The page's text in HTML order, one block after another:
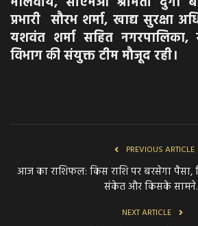
प्रभारी सौरभ शर्मा, खाद्य सुरक्षा
यशवंत शर्मा सहित
विभाग की संयुक्त टीम मौजूद रही।
PREVIOUS ARTICLE
आज का राशिफल: किस राशि पर बरसेगा पैसा,
संकेत और किसके
NEXT ARTICLE